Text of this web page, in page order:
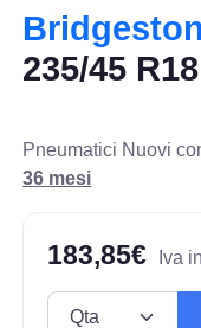
235/45
Pneumatici Nuovi
36 mesi
183,85€ Iva